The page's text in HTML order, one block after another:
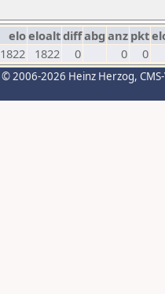
eloeloaltdiffabg anz pkt
1822 1822 0 0 0
© 2006-2026 Heinz Herzog,